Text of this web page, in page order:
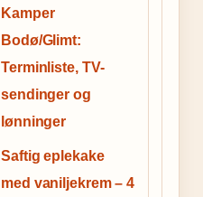
Kamper
Bodø/Glimt:
Terminliste, TV-
sendinger og
lønninger
Saftig eplekake
med vaniljekrem – 4